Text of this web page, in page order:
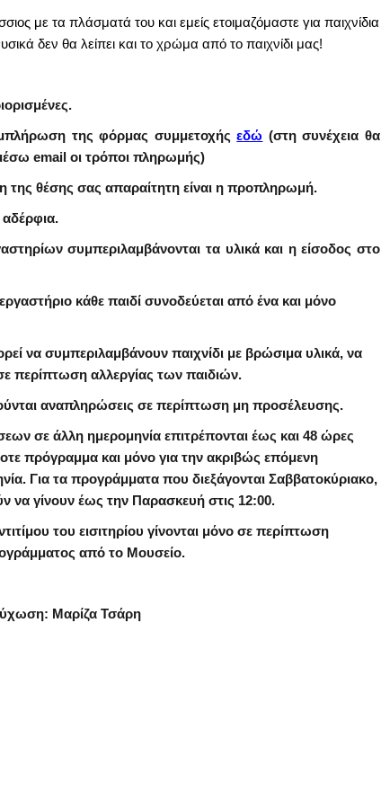
με τα πλάσματά του και εμείς ετοιμαζόμαστε για παιχνίδια
δεν θα λείπει και το χρώμα από το παιχνίδι μας!
της φόρμας συμμετοχήςεδώ (στη συνέχεια θα
email οι τρόποι πληρωμής)
της θέσης σας απαραίτητη είναι η προπληρωμή.
συμπεριλαμβάνονται τα υλικά και η είσοδος στο
κάθε παιδί συνοδεύεται από ένα και μόνο
να συμπεριλαμβάνουν παιχνίδι με βρώσιμα υλικά, να
περίπτωση αλλεργίας των παιδιών.
αναπληρώσεις σε περίπτωση μη προσέλευσης.
σε άλλη ημερομηνία επιτρέπονται έως και 48 ώρες
πρόγραμμα και μόνο για την ακριβώς επόμενη
Για τα προγράμματα που διεξάγονται Σαββατοκύριακο,
να γίνουν έως την Παρασκευή στις 12:00.
του εισιτηρίου γίνονται μόνο σε περίπτωση
από το Μουσείο.
Μαρίζα Τσάρη